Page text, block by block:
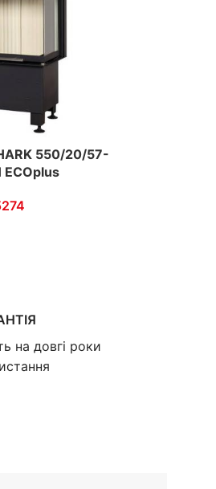
550/20/57-
на довгі роки